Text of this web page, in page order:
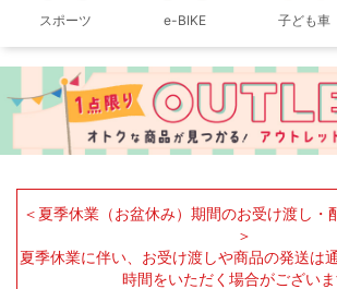
スポーツ e-BIKE 子ども車
＜夏季休業（お盆休み）期間のお受け渡し・
＞
夏季休業に伴い、お受け渡しや商品の発送は
時間をいただく場合がございま